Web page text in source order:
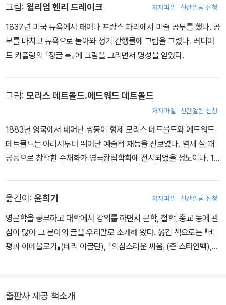
을 모아 『정글북』, 『킴』을 출간하여 전 세계적으로 큰 사랑을 받은 그
으로 영국 왕실로부터 여러 번 제안받았으나 거절했다. 1차 세계대전
을 거치며 아들을 잃은 키플링은 내면세계로 눈을 돌려 점점 과감한
생략과 함축적인 표현으로 초자연적이고 신비한 내용을 담은 작품들
을 발표했다. 단어의 질감을 살린 풍성한 언어와 완벽한 은유로 문학
에 ‘혁신’을 가져왔다는 평가와 함께 그는 전쟁, 사랑, 고통, 상실, 유
리 제임스, 호르헤 루이스 보르헤스, 에드먼드 윌슨, 랜들 자렐, 킹즐
리 에이미스 등 수많은 작가들은 키플링을 ‘20세기 영국의 가장 위대
한 단편소설 작가’라고 찬사를 보냈다. 1907년 스웨덴 한림원은 “이
권 최초로 노벨문학상을 수여한다. 당시 42세였던 키플링은 역대 최
연소 수상자로, 1901년 노벨문학상이 제정된 이후 이 기록은 아직까
지도 깨어지지 않고 있다.
그림: 윌리엄 헨리 드레이크 저자파일 신간알림 신청
1837년 미국 뉴욕에서 태어나 프랑스 파리에서 미술 공부를 했다. 공
부를 마치고 뉴욕으로 돌아와 정기 간행물에 그림을 그렸다. 러디어
드 키플링의 『정글 북』에 그림을 그리면서 명성을 얻었다.
그림: 모리스 데트몰드.에드워드 데트몰드
저자파일 신간알림 신청
1883년 영국에서 태어난 쌍둥이 형제 모리스 데트몰드와 에드워드
데트몰드는 어려서부터 뛰어난 예술적 재능을 선보였다. 열세 살 때
공동으로 창작한 수채화가 영국왕립학회에 전시되었을 정도이다. 18
옮긴이: 윤희기 저자파일 신간알림 신청
영문학을 공부하고 대학에서 강의를 하면서 문학, 철학, 종교 등에 관
심이 많아 그 분야의 글을 우리말로 소개해 왔다. 옮긴 책으로는 『비
평과 이데올로기』(테리 이글턴), 『의심스러운 싸움』(존 스타인벡),
출판사 제공 책소개